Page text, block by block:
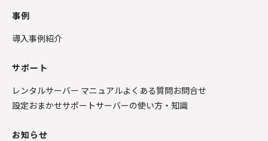
事例
導入事例紹介
サポート
レンタルサーバー マニュアルよくある質問お問合せ
設定おまかせサポートサーバーの使い方・知識
お知らせ